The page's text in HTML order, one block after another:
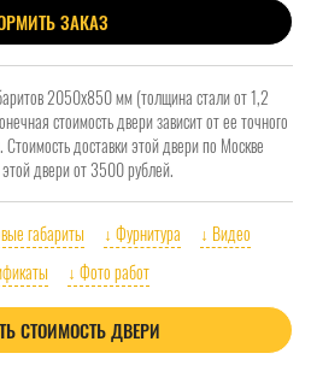
ЗАКАЗ
2050x850 мм (толщина стали от 1,2
стоимость двери зависит от ее точного
доставки этой двери по Москве
двери от 3500 рублей.
габариты ↓ Фурнитура
↓ Видео
↓ Фото работ
СТОИМОСТЬ ДВЕРИ